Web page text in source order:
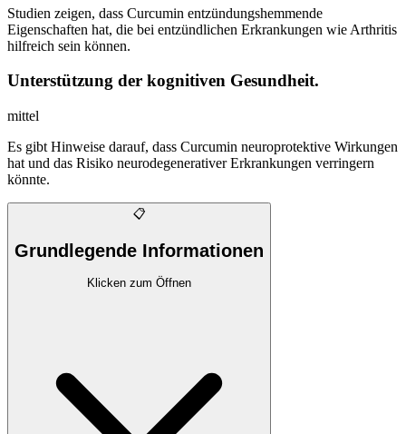
Studien zeigen, dass Curcumin entzündungshemmende
Eigenschaften hat, die bei entzündlichen Erkrankungen wie Arthritis
hilfreich sein können.
Unterstützung der kognitiven Gesundheit.
mittel
Es gibt Hinweise darauf, dass Curcumin neuroprotektive Wirkungen
hat und das Risiko neurodegenerativer Erkrankungen verringern
könnte.
📋
Grundlegende Informationen
Klicken zum Öffnen